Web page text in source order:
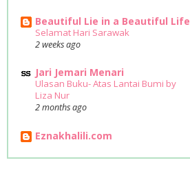
Beautiful Lie in a Beautiful Life
Selamat Hari Sarawak
2 weeks ago
Jari Jemari Menari
Ulasan Buku- Atas Lantai Bumi by
Liza Nur
2 months ago
Eznakhalili.com